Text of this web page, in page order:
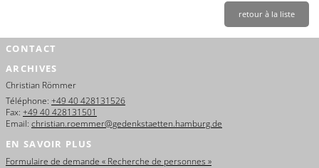
retour à la liste
CONTACT
ARCHIVES
Christian Römmer
Téléphone: +49 40 428131526
Fax: +49 40 428131501
Email: christian.roemmer@gedenkstaetten.hamburg.de
EN SAVOIR PLUS
Formulaire de demande « Recherche de personnes »